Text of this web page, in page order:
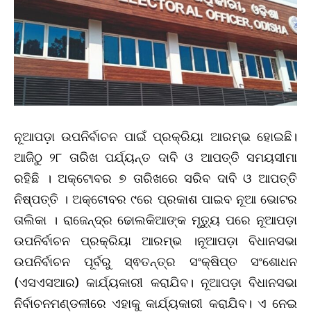
ନୂଆପଡ଼ା ଉପନିର୍ବାଚନ ପାଇଁ ପ୍ରକ୍ରିୟା ଆରମ୍ଭ ହୋଇଛି।
ଆଜିଠୁ ୨୮ ତାରିଖ ପର୍ଯ୍ୟନ୍ତ ଦାବି ଓ ଆପତ୍ତି ସମୟସୀମା
ରହିଛି । ଅକ୍ଟୋବର ୭ ତାରିଖରେ ସରିବ ଦାବି ଓ ଆପତ୍ତି
ନିଷ୍ପତ୍ତି । ଅକ୍ଟୋବର ୯ରେ ପ୍ରକାଶ ପାଇବ ନୂଆ ଭୋଟର
ତାଲିକା । ରାଜେନ୍ଦ୍ର ଢୋଲକିଆଙ୍କ ମୃତ୍ୟୁ ପରେ ନୂଆପଡ଼ା
ଉପନିର୍ବାଚନ ପ୍ରକ୍ରିୟା ଆରମ୍ଭ ।ନୂଆପଡ଼ା ବିଧାନସଭା
ଉପନିର୍ବାଚନ ପୂର୍ବରୁ ସ୍ଵତନ୍ତ୍ର ସଂକ୍ଷିପ୍ତ ସଂଶୋଧନ
(ଏସଏସଆର) କାର୍ଯ୍ୟକାରୀ କରାଯିବ। ନୂଆପଡ଼ା ବିଧାନସଭା
ନିର୍ବାଚନମଣ୍ଡଳୀରେ ଏହାକୁ କାର୍ଯ୍ୟକାରୀ କରାଯିବ। ଏ ନେଇ